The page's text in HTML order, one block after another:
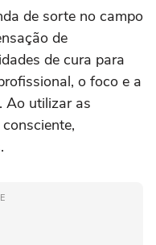
de sorte no campo
de
de cura para
o foco e a
Ao utilizar as